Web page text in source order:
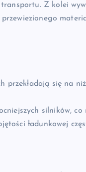
Z kolei
się na
silników, co
ładunkowej